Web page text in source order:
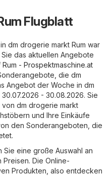
Flugblatt
dm drogerie markt Rum war
das aktuellen Angebote
Rum - Prospektmaschine.at
die dm
Angebot der Woche in dm
- 30.08.2026. Sie
dm drogerie markt
und Ihre Einkäufe
den Sonderangeboten, die
Sie eine große Auswahl an
Die Online-
Produkten, also entdecken